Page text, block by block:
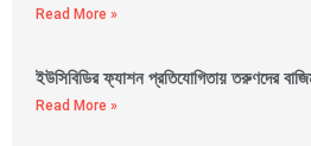
Read More »
ইউসিবিডির ফ্যাশন প্রতিযোগিতায় তরুণদের
Read More »